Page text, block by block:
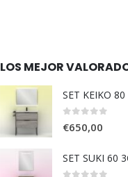
LOS MEJOR
SET KEIKO
€650,00
SET SUKI 60